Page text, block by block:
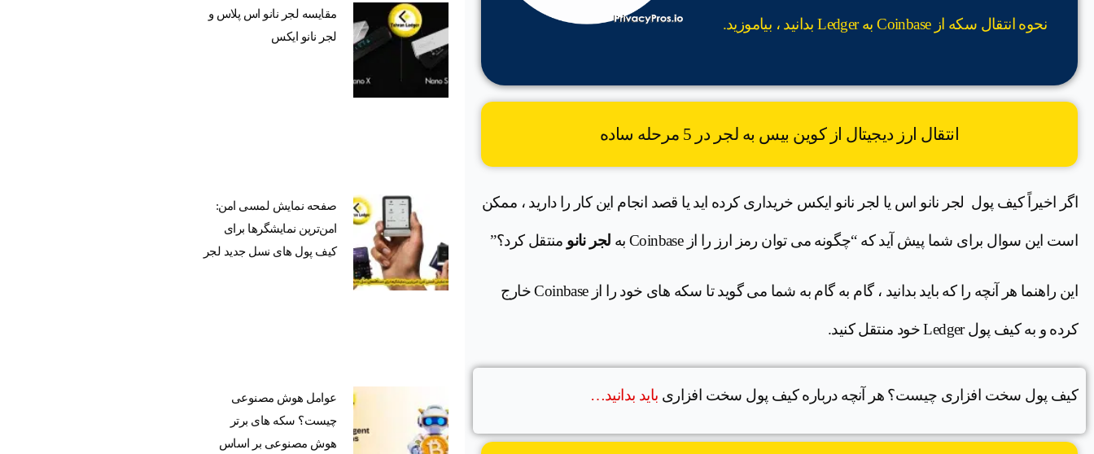
نحوه انتقال سکه از Coinbase به Ledger بدانید ، بیاموزید.
انتقال ارز دیجیتال از کوین بیس به لجر در 5 مرحله ساده
اگر اخیراً کیف پول لجر نانو اس یا لجر نانو ایکس خریداری کرده اید یا قصد انجام این کار را دارید ، ممکن
است این سوال برای شما پیش آید که “چگونه می توان رمز ارز را از Coinbase به لجر نانو منتقل کرد؟”
این راهنما هر آنچه را که باید بدانید ، گام به گام به شما می گوید تا سکه های خود را از Coinbase خارج
کرده و به کیف پول Ledger خود منتقل کنید.
کیف پول سخت افزاری چیست؟ هر آنچه درباره کیف پول سخت افزاری باید بدانید…
مقایسه لجر نانو اس پلاس و
لجر نانو ایکس
صفحه نمایش لمسی امن:
امن‌ترین نمایشگرها برای
کیف پول های نسل جدید لجر
عوامل هوش مصنوعی
چیست؟ سکه های برتر
هوش مصنوعی بر اساس